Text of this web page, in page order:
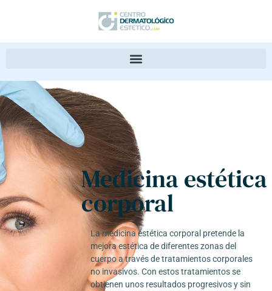
Medicina estética
corporal
La medicina estética corporal pretende la
mejora estética de diferentes zonas del
cuerpo a través de tratamientos corporales
no invasivos. Con estos tratamientos se
obtienen unos resultados progresivos y sin